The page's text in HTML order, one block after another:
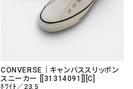
CONVERSE｜キャンバススリッポン
スニーカー [[31314091]][C]
ﾎﾜｲﾄ／23.5